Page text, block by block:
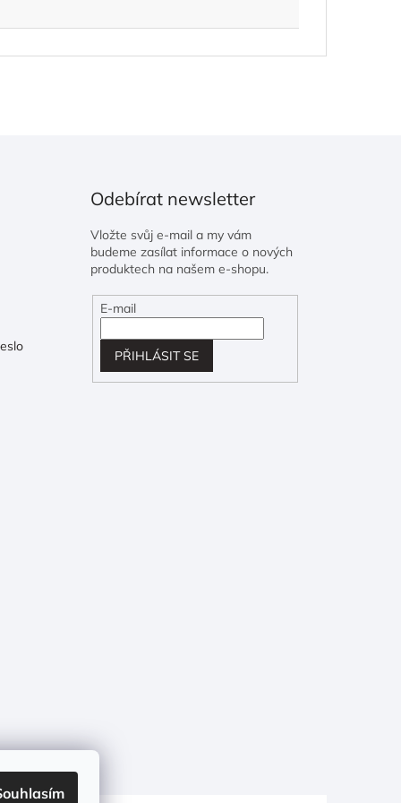
Odebírat newsletter
Vložte svůj e-mail a my vám
budeme zasílat informace o nových
produktech na našem e-shopu.
E-mail
PŘIHLÁSIT SE